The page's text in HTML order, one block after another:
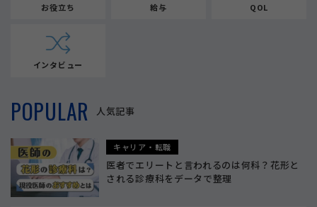
お役立ち 給与 QOL
インタビュー
POPULAR 人気記事
キャリア・転職
医者でエリートと言われるのは何科？花形と
される診療科をデータで整理